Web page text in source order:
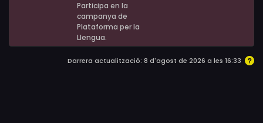
Participa en la
campanya de
Plataforma per la
Llengua.
Darrera actualització: 8 d'agost de 2026 a les 16:33